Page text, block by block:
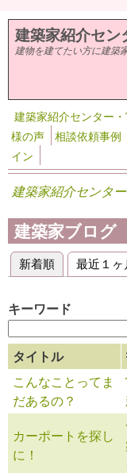
メインコンテンツに
建築家紹介セン
建物を建てたい方に建築
建築家紹介センター
様の声
相談依頼事例
イン
建築家紹介センタ
建築家ブログ
プライマリー
新着順 (アクティブ
最近１
キーワード
タイトル
こんなことってま
だあるの？
カーポートを探し
に！